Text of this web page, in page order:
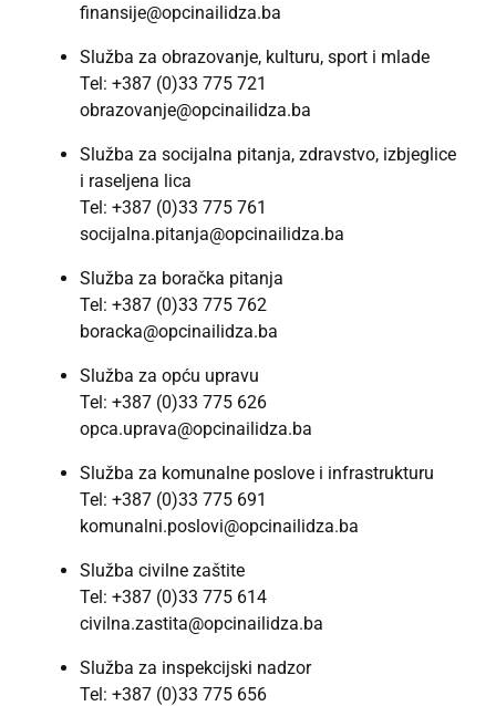
finansije@opcinailidza.ba
Služba za obrazovanje, kulturu, sport i mlade
Tel: +387 (0)33 775 721
obrazovanje@opcinailidza.ba
Služba za socijalna pitanja, zdravstvo, izbjeglice
i raseljena lica
Tel: +387 (0)33 775 761
socijalna.pitanja@opcinailidza.ba
Služba za boračka pitanja
Tel: +387 (0)33 775 762
boracka@opcinailidza.ba
Služba za opću upravu
Tel: +387 (0)33 775 626
opca.uprava@opcinailidza.ba
Služba za komunalne poslove i infrastrukturu
Tel: +387 (0)33 775 691
komunalni.poslovi@opcinailidza.ba
Služba civilne zaštite
Tel: +387 (0)33 775 614
civilna.zastita@opcinailidza.ba
Služba za inspekcijski nadzor
Tel: +387 (0)33 775 656